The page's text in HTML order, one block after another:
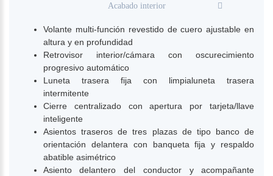
Acabado interior
Volante multi-función revestido de cuero ajustable en
altura y en profundidad
Retrovisor interior/cámara con oscurecimiento
progresivo automático
Luneta trasera fija con limpialuneta trasera
intermitente
Cierre centralizado con apertura por tarjeta/llave
inteligente
Asientos traseros de tres plazas de tipo banco de
orientación delantera con banqueta fija y respaldo
abatible asimétrico
Asiento delantero del conductor y acompañante